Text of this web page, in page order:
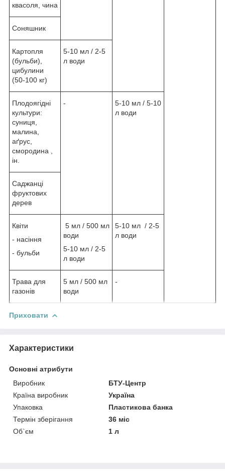
квасоля, чина
Соняшник
Картопля
(бульби),
цибулини
(50-100 кг)
5-10 мл / 2-5
л води
Плодоягідні
культури:
суниця,
малина,
аґрус,
смородина ,
ін.
-
5-10 мл / 5-10
л води
Саджанці
фруктових
дерев
Квіти
- насіння
- бульби
5 мл / 500 мл
води
5-10 мл / 2-5
л води
5-10 мл / 2-5
л води
Трава для
газонів
5 мл / 500 мл
води
-
Приховати
Характеристики
Основні атрибути
Виробник
БТУ-Центр
Країна виробник
Україна
Упаковка
Пластикова банка
Термін зберігання
36 міс
Об`єм
1 л